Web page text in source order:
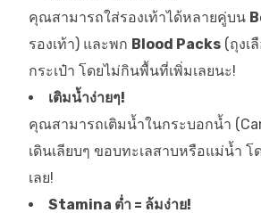
คุณสามารถใส่รองเท้าได้หลายคู่บน
รองเท้า) และพก Blood Packs (ถุงเ
กระเป๋า โดยไม่กินพื้นที่เพิ่มเลยนะ!
เติมน้ำง่ายๆ!
คุณสามารถเติมน้ำในกระบอกน้ำ
เดินเลียบๆ ขอบทะเลสาบหรือแม่น้ำ โ
เลย!
Stamina ต่ำ = ล้มง่าย!